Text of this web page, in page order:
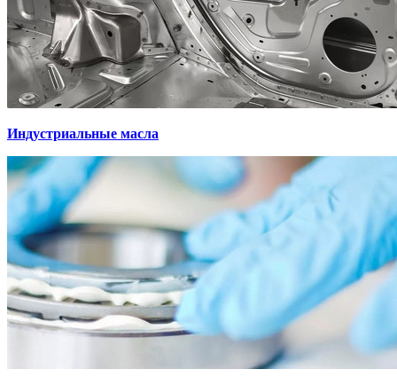
Индустриальные масла